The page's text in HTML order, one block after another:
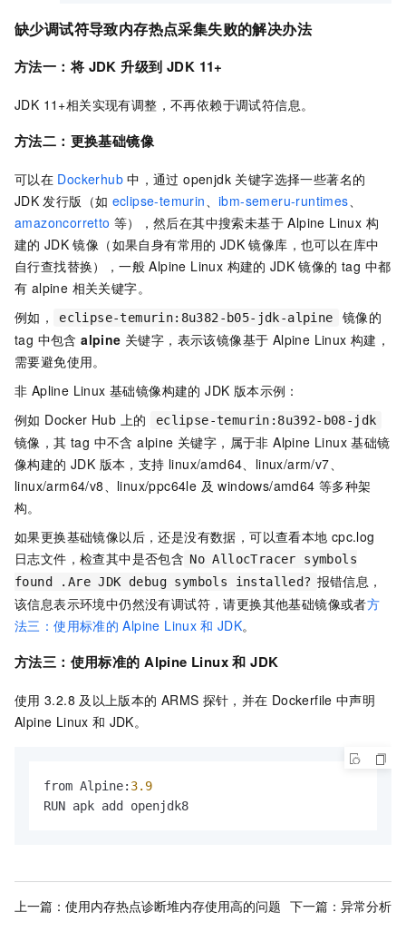
缺少调试符导致内存热点采集失败的解决办法
方法一：将 JDK 升级到 JDK 11+
JDK 11+相关实现有调整，不再依赖于调试符信息。
方法二：更换基础镜像
可以在 Dockerhub 中，通过 openjdk 关键字选择一些著名的
JDK 发行版（如 eclipse-temurin、 ibm-semeru-runtimes、
amazoncorretto 等），然后在其中搜索未基于 Alpine Linux 构
建的 JDK 镜像（如果自身有常用的 JDK 镜像库，也可以在库中
自行查找替换），一般 Alpine Linux 构建的 JDK 镜像的 tag 中都
有 alpine 相关关键字。
例如，
eclipse-temurin:8u382-b05-jdk-alpine
镜像的
tag 中包含alpine 关键字，表示该镜像基于 Alpine Linux 构建，
需要避免使用。
非 Apline Linux 基础镜像构建的 JDK 版本示例：
例如 Docker Hub 上的
eclipse-temurin:8u392-b08-jdk
镜像，其 tag 中不含 alpine 关键字，属于非 Alpine Linux 基础镜
像构建的 JDK 版本，支持 linux/amd64、linux/arm/v7、
linux/arm64/v8、linux/ppc64le 及 windows/amd64 等多种架
构。
如果更换基础镜像以后，还是没有数据，可以查看本地 cpc.log
日志文件，检查其中是否包含 No AllocTracer symbols
found .Are JDK debug symbols installed? 报错信息，
该信息表示环境中仍然没有调试符，请更换其他基础镜像或者方
法三：使用标准的 Alpine Linux 和 JDK。
方法三：使用标准的 Alpine Linux 和 JDK
使用 3.2.8 及以上版本的 ARMS 探针，并在 Dockerfile 中声明
Alpine Linux 和 JDK。
from Alpine: 3.9
RUN apk add openjdk8
上一篇： 使用内存热点诊断堆内存使用高的问题 下一篇： 异常分析